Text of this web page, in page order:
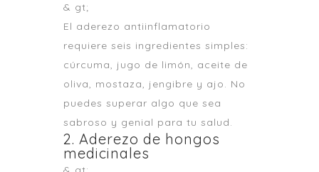
& gt;
El aderezo antiinflamatorio
requiere seis ingredientes simples:
cúrcuma, jugo de limón, aceite de
oliva, mostaza, jengibre y ajo. No
puedes superar algo que sea
sabroso y genial para tu salud.
2. Aderezo de hongos
medicinales